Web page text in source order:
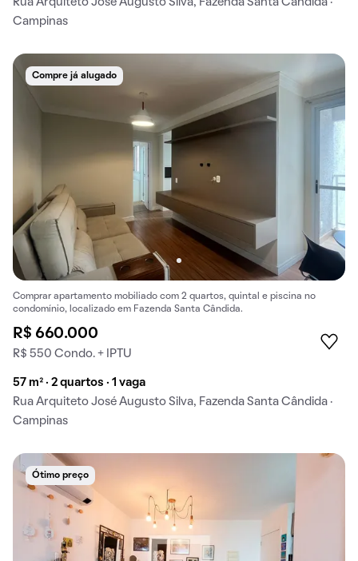
Rua Arquiteto José Augusto Silva, Fazenda Santa Cândida ·
Campinas
Compre já alugado
Comprar apartamento mobiliado com 2 quartos, quintal e piscina no
condomínio, localizado em Fazenda Santa Cândida.
R$ 660.000
R$ 550 Condo. + IPTU
57 m² · 2 quartos · 1 vaga
Rua Arquiteto José Augusto Silva, Fazenda Santa Cândida ·
Campinas
Ótimo preço